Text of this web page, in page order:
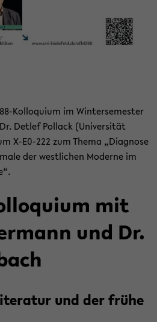
​Kolloquium im Win­ter­se­mes­ter
Det­lef Pol­lack (Uni­ver­si­tät
X-​E0-222 zum Thema „Dia­gno­se
der west­li­chen Mo­der­ne im
mit
und Dr.
und der frühe